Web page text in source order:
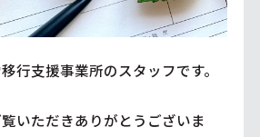
行支援事業所のスタッフです。
いただきありがとうございま